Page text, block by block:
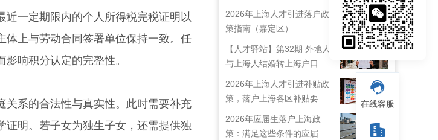
一定期限内的个人所得税完税证明以
体上与劳动合同签署单位保持一致。任
响积分认定的完整性。
系的合法性与真实性。此时需要补充
明。若子女为独生子女，还需提供独
落户上海！
2026年上海人才引进落户政
策指南（嘉定区）
【人才驿站】第32期 外地人
与上海人结婚转上海户口攻
略来啦！
2026年上海人才引进补贴政
策，落户上海各区补贴要求
2026年应届生落户上海政
策：满足这些条件的应届生
在线客服